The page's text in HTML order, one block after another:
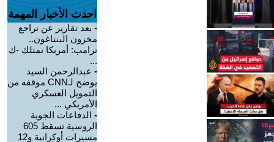
احدث الأخبار المهمة
- بعد تقارير عن تراجع
مخزون البنتاغون..
ترامب: أمريكا تمتلك -ك
...
- عبدالرحمن السيد
يوضح لـCNN موقفه من
التمويل العسكري
الأمريكي ...
- الدفاعات الجوية
الروسية تسقط 605
مسيرات أوكرانية و12